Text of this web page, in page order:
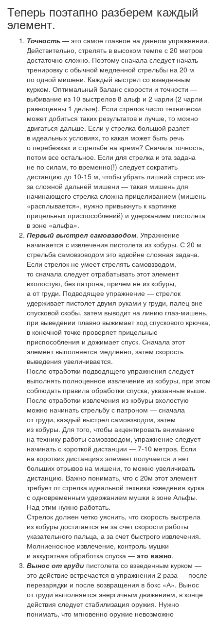
Теперь поэтапно разберем каждый
элемент.
Точность — это самое главное на данном упражнении.
Действительно, стрелять в высоком темпе с 20 метров
достаточно сложно. Поэтому сначала следует начать
тренировку с обычной медленной стрельбы на 20 м
по одной мишени. Каждый выстрел со взведенным
курком. Оптимальный баланс скорости и точности —
выбивание из 10 выстрелов 8 альф и 2 чарли (2 чарли
равноценны 1 дельте). Если стрелок чисто технически
может добиться таких результатов и лучше, то можно
двигаться дальше. Если у стрелка большой разлет
в идеальных условиях, то какая может быть речь
о перебежках и стрельбе на время? Сначала точность,
потом все остальное. Если для стрелка и эта задача
не по силам, то временно(!) следует сократить
дистанцию до 10-15 м, чтобы убрать лишний стресс из-
за сложной дальней мишени — такая мишень для
начинающего стрелка сложна прицеливанием (мишень
«расплывается», нужно привыкнуть к картинке
прицельных приспособлений) и удержанием пистолета
в зоне «альфа».
Первый выстрел самовзводом. Упражнение
начинается с извлечения пистолета из кобуры. С 20 м
стрельба самовзоводом это вдвойне сложная задача.
Если стрелок не умеет стрелять самовзводом,
то сначала следует отрабатывать этот элемент
вхолостую, без патрона, причем не из кобуры,
а от груди. Подводящее упражнение — стрелок
удерживает пистолет двумя руками у груди, палец вне
спусковой скобы, затем выводит на линию глаз-мишень,
при выведении плавно выжимает ход спускового крючка,
в конечной точке проверяет прицельные
приспособления и дожимает спуск. Сначала этот
элемент выполняется медленно, затем скорость
выведения увеличивается.
После отработки подводящего упражнения следует
выполнять полноценное извлечение из кобуры, при этом
соблюдать правила обработки спуска, указанные выше.
После отработки извлечения из кобуры вхолостую
можно начинать стрельбу с патроном — сначала
от груди, каждый выстрел самовзводом, затем
из кобуры. Для того, чтобы акцентировать внимание
на технику работы самовзводом, упражнение следует
начинать с короткой дистанции — 7-10 метров. Если
на коротких дистанциях элемент получается и нет
больших отрывов на мишени, то можно увеличивать
дистанцию. Важно понимать, что с 20м этот элемент
требует от стрелка идеальной техники взведения курка
с одновременным удержанием мушки в зоне Альфы.
Над этим нужно работать.
Стрелок должен четко уяснить, что скорость выстрела
из кобуры достигается не за счет скорости работы
указательного пальца, а за счет быстрого извлечения.
Молниеносное извлечение, контроль мушки
и аккуратная обработка спуска — это важно.
Вынос от груди пистолета со взведенным курком —
это действие встречается в упражнении 2 раза — после
перезарядки и после возвращения в бокс «А». Вынос
от груди выполняется энергичным движением, в конце
действия следует стабилизация оружия. Нужно
понимать, что мгновенно оружие невозможно